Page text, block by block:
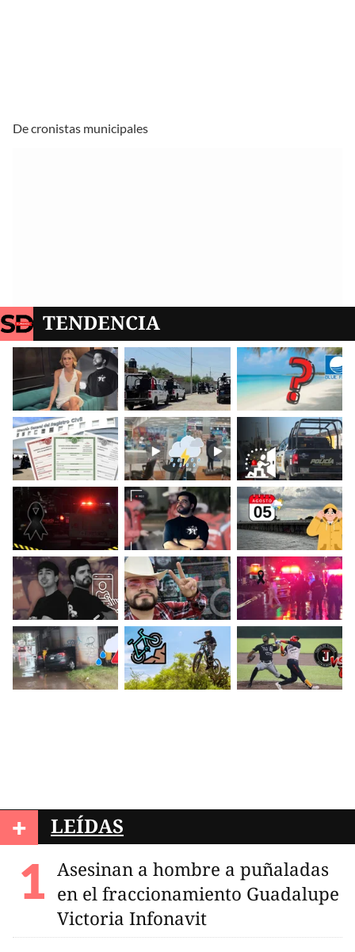
De cronistas municipales
TENDENCIA
+ LEÍDAS
Asesinan a hombre a puñaladas
en el fraccionamiento Guadalupe
Victoria Infonavit